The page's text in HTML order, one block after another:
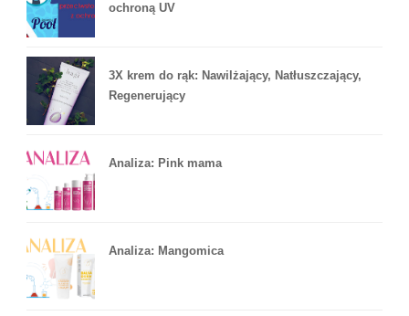
ochroną UV
3X krem do rąk: Nawilżający, Natłuszczający,
Regenerujący
Analiza: Pink mama
Analiza: Mangomica